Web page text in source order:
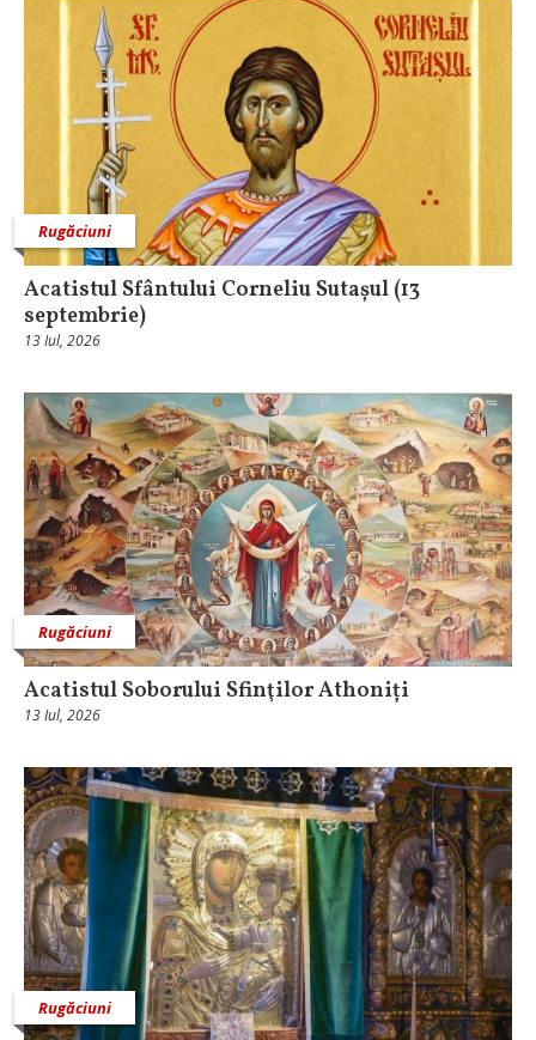
Rugăciuni
Acatistul Sfântului Corneliu Sutașul (13
septembrie)
13 Iul, 2026
Rugăciuni
Acatistul Soborului Sfinţilor Athoniți
13 Iul, 2026
Rugăciuni